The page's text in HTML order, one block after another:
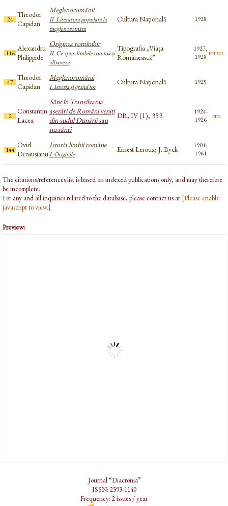
24
Theodor
Capidan
Meglenoromânii
II. Literatura populară la
meglenoromâni
Cultura Națională 1928
116
Alexandru
Philippide
Originea romînilor
II. Ce spun limbile romînă și
albaneză
Tipografia „Viața
Românească”
1927,
1928 html
47
Theodor
Capidan
Meglenoromânii
I. Istoria și graiul lor
Cultura Națională 1925
2
Constantin
Lacea
Sânt în Transilvania
așezări de Români veniți
din sudul Dunării sau
nu sânt?
DR, IV (1), 353
1924-
1926
pdf
144
Ovid
Densusianu
Istoria limbii române
I. Originile
Ernest Leroux; J. Byck
1901;
1961
The citations/references list is based on indexed publications only, and may therefore
be incomplete.
For any and all inquiries related to the database, please contact us at [Please enable
javascript to view.].
Preview:
Journal “Diacronia”
ISSN: 2393-1140
Frequency: 2 issues / year